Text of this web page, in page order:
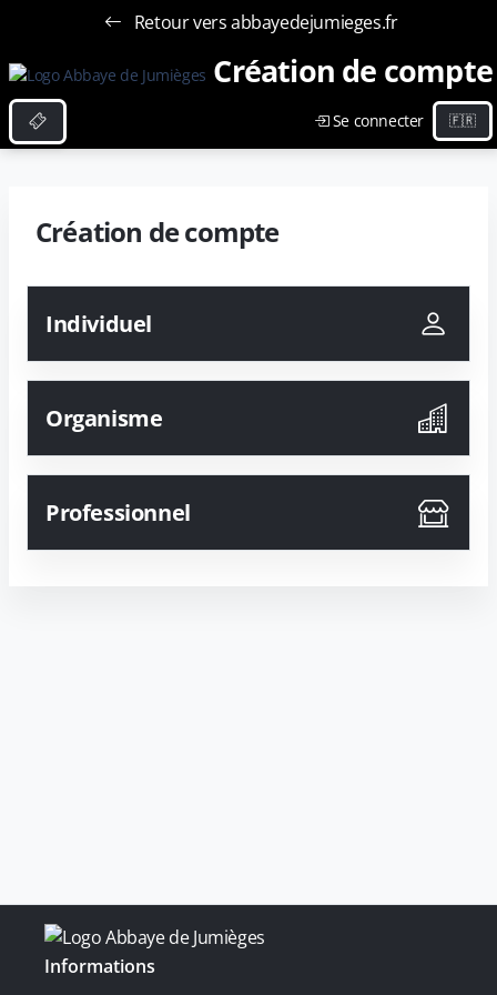
Retour vers abbayedejumieges.fr
Création de compte
Se connecter
Création de compte
Individuel
Organisme
Professionnel
Informations